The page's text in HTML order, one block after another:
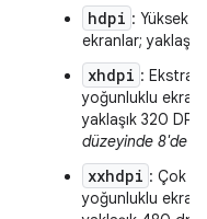
hdpi : Yüksek
ekranlar;
xhdpi : Ekstra
yoğunluklu
yaklaşık 320 DPI.
düzeyinde 8'de
xxhdpi : Çok
yoğunluklu